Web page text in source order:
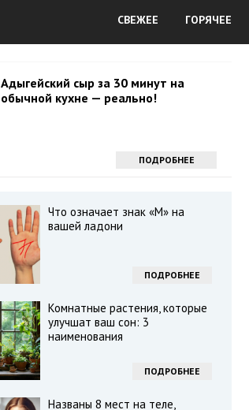
СВЕЖЕЕ ГОРЯЧЕЕ
Адыгейский сыр за 30 минут на
обычной кухне — реально!
ПОДРОБНЕЕ
Что означает знак «М» на
вашей ладони
ПОДРОБНЕЕ
Комнатные растения, которые
улучшат ваш сон: 3
наименования
ПОДРОБНЕЕ
Названы 8 мест на теле,